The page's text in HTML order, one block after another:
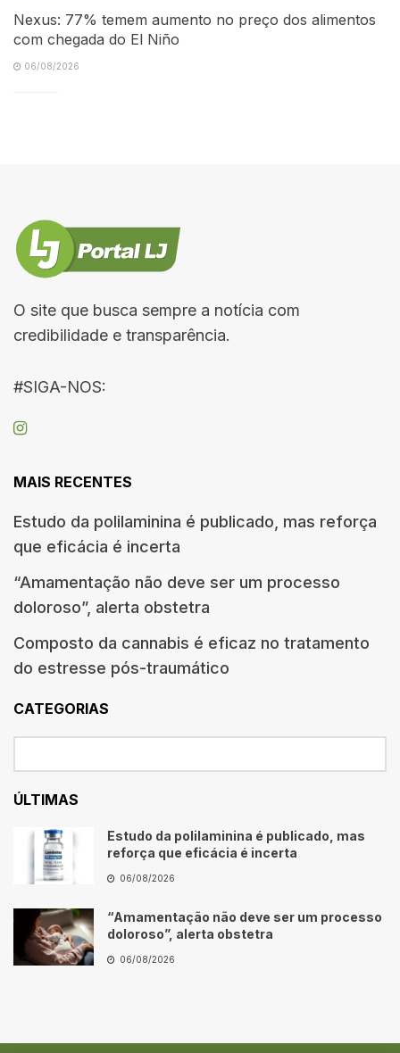
Nexus: 77% temem aumento no preço dos alimentos
com chegada do El Niño
06/08/2026
O site que busca sempre a notícia com
credibilidade e transparência.
#SIGA-NOS:
MAIS RECENTES
Estudo da polilaminina é publicado, mas reforça
que eficácia é incerta
“Amamentação não deve ser um processo
doloroso”, alerta obstetra
Composto da cannabis é eficaz no tratamento
do estresse pós-traumático
CATEGORIAS
ÚLTIMAS
Estudo da polilaminina é publicado, mas
reforça que eficácia é incerta
06/08/2026
“Amamentação não deve ser um processo
doloroso”, alerta obstetra
06/08/2026